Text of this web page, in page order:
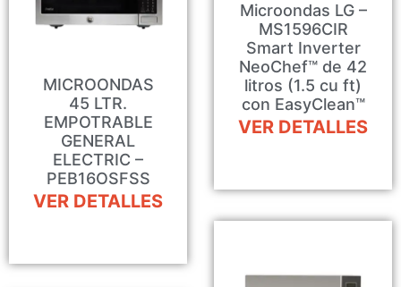
MICROONDAS
45 LTR.
EMPOTRABLE
GENERAL
ELECTRIC –
PEB16OSFSS
VER DETALLES
Microondas LG –
MS1596CIR
Smart Inverter
NeoChef™ de 42
litros (1.5 cu ft)
con EasyClean™
VER DETALLES